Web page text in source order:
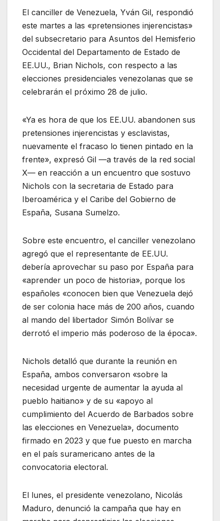
El canciller de Venezuela, Yván Gil, respondió
este martes a las «pretensiones injerencistas»
del subsecretario para Asuntos del Hemisferio
Occidental del Departamento de Estado de
EE.UU., Brian Nichols, con respecto a las
elecciones presidenciales venezolanas que se
celebrarán el próximo 28 de julio.
«Ya es hora de que los EE.UU. abandonen sus
pretensiones injerencistas y esclavistas,
nuevamente el fracaso lo tienen pintado en la
frente», expresó Gil —a través de la red social
X— en reacción a un encuentro que sostuvo
Nichols con la secretaria de Estado para
Iberoamérica y el Caribe del Gobierno de
España, Susana Sumelzo.
Sobre este encuentro, el canciller venezolano
agregó que el representante de EE.UU.
debería aprovechar su paso por España para
«aprender un poco de historia», porque los
españoles «conocen bien que Venezuela dejó
de ser colonia hace más de 200 años, cuando
al mando del libertador Simón Bolívar se
derrotó el imperio más poderoso de la época».
Nichols detalló que durante la reunión en
España, ambos conversaron «sobre la
necesidad urgente de aumentar la ayuda al
pueblo haitiano» y de su «apoyo al
cumplimiento del Acuerdo de Barbados sobre
las elecciones en Venezuela», documento
firmado en 2023 y que fue puesto en marcha
en el país suramericano antes de la
convocatoria electoral.
El lunes, el presidente venezolano, Nicolás
Maduro, denunció la campaña que hay en